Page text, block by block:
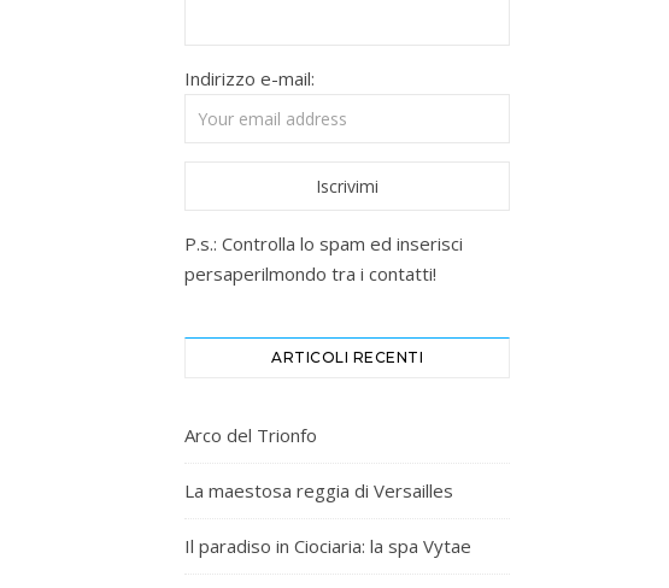
Indirizzo e-mail:
P.s.: Controlla lo spam ed inserisci
persaperilmondo tra i contatti!
ARTICOLI RECENTI
Arco del Trionfo
La maestosa reggia di Versailles
Il paradiso in Ciociaria: la spa Vytae